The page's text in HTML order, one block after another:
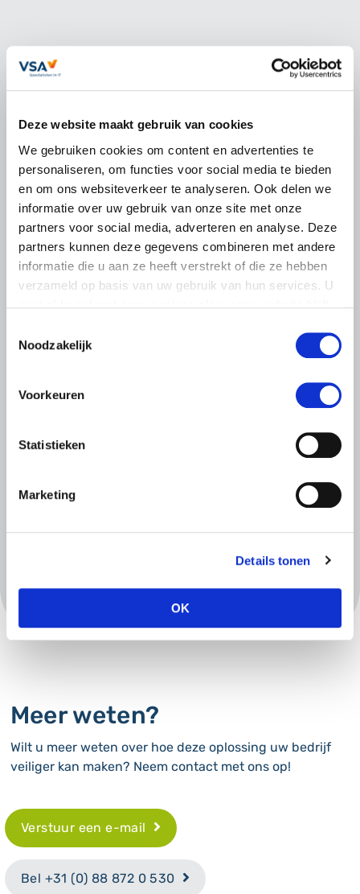
Deze website maakt gebruik van cookies
We gebruiken cookies om content en advertenties te
personaliseren, om functies voor social media te bieden
en om ons websiteverkeer te analyseren. Ook delen we
informatie over uw gebruik van onze site met onze
partners voor social media, adverteren en analyse. Deze
partners kunnen deze gegevens combineren met andere
informatie die u aan ze heeft verstrekt of die ze hebben
verzameld op basis van uw gebruik van hun services. U
Noodzakelijk
Voorkeuren
Statistieken
Marketing
Details tonen
OK
Meer weten?
Wilt u meer weten over hoe deze oplossing uw bedrijf
veiliger kan maken? Neem contact met ons op!
Verstuur een e-mail
Bel +31 (0) 88 872 0 530